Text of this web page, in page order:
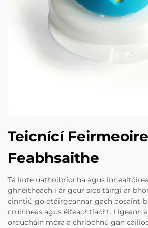
Teicnící
Feabhsaithe
Tá línte uathoibríocha agus
ghnéitheach i ár gcur síos táirgí ar
cinntiú go dtáirgeannar gach cosaint-
cruinneas agus éifeachtlacht. Ligeann
ordúcháin móra a chríochnú gan